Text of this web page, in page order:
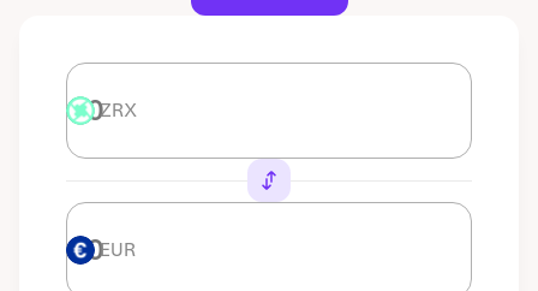
ZRX ZRX
EUR EUR